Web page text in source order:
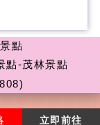
點
點-茂林景點
立即前往